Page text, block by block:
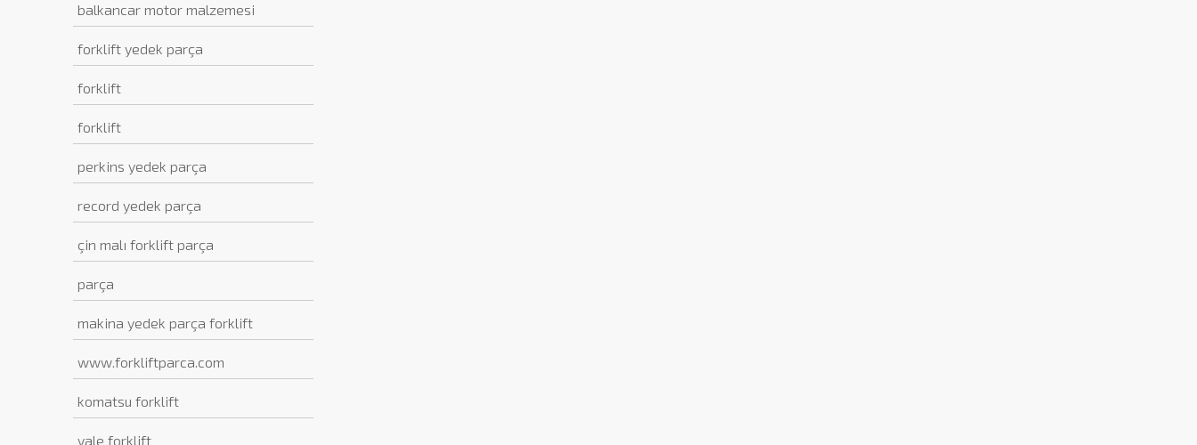
balkancar motor malzemesi
forklift yedek parça
forklift
forklift
perkins yedek parça
record yedek parça
çin malı forklift parça
parça
makina yedek parça forklift
www.forkliftparca.com
komatsu forklift
yale forklift